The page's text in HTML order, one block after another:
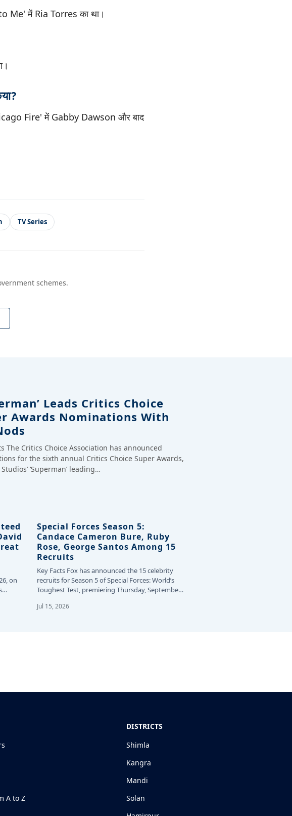
Me' में Ria Torres का था।
Fire' में Gabby Dawson और बाद
TV Series
schemes.
Leads Critics Choice
Awards Nominations With
The Critics Choice Association has announced
for the sixth annual Critics Choice Super Awards,
‘Superman’ leading…
on
Special Forces Season 5:
Candace Cameron Bure, Ruby
Rose, George Santos Among 15
Recruits
Key Facts Fox has announced the 15 celebrity
recruits for Season 5 of Special Forces: World’s
Toughest Test, premiering Thursday, September
Jul 15, 2026
A to Z
DISTRICTS
Shimla
Kangra
Mandi
Solan